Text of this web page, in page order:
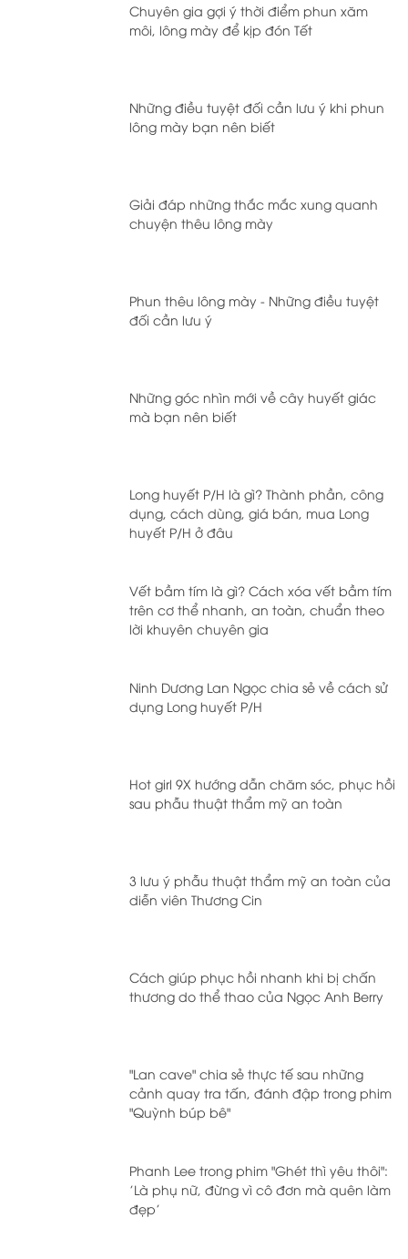
Chuyên gia gợi ý thời điểm phun xăm
môi, lông mày để kịp đón Tết
Những điều tuyệt đối cần lưu ý khi phun
lông mày bạn nên biết
Giải đáp những thắc mắc xung quanh
chuyện thêu lông mày
Phun thêu lông mày - Những điều tuyệt
đối cần lưu ý
Những góc nhìn mới về cây huyết giác
mà bạn nên biết
Long huyết P/H là gì? Thành phần, công
dụng, cách dùng, giá bán, mua Long
huyết P/H ở đâu
Vết bầm tím là gì? Cách xóa vết bầm tím
trên cơ thể nhanh, an toàn, chuẩn theo
lời khuyên chuyên gia
Ninh Dương Lan Ngọc chia sẻ về cách sử
dụng Long huyết P/H
Hot girl 9X hướng dẫn chăm sóc, phục hồi
sau phẫu thuật thẩm mỹ an toàn
3 lưu ý phẫu thuật thẩm mỹ an toàn của
diễn viên Thương Cin
Cách giúp phục hồi nhanh khi bị chấn
thương do thể thao của Ngọc Anh Berry
"Lan cave" chia sẻ thực tế sau những
cảnh quay tra tấn, đánh đập trong phim
"Quỳnh búp bê"
Phanh Lee trong phim "Ghét thì yêu thôi":
'Là phụ nữ, đừng vì cô đơn mà quên làm
đẹp'